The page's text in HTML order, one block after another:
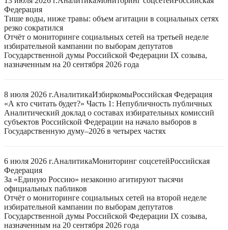
Федерация
Тише воды, ниже травы: объем агитации в социальных сетях
резко сократился
Отчёт о мониторинге социальных сетей на третьей неделе
избирательной кампании по выборам депутатов
Государственной думы Российской Федерации IX созыва,
назначенным на 20 сентября 2026 года
8 июля 2026 г.АналитикаИзбиркомыРоссийская Федерация
«А кто считать будет?» Часть 1: Непубличность публичных
Аналитический доклад о составах избирательных комиссий
субъектов Российской Федерации на начало выборов в
Государственную думу–2026 в четырех частях
6 июля 2026 г.АналитикаМониторинг соцсетейРоссийская
Федерация
За «Единую Россию» незаконно агитируют тысячи
официальных пабликов
Отчёт о мониторинге социальных сетей на второй неделе
избирательной кампании по выборам депутатов
Государственной думы Российской Федерации IX созыва,
назначенным на 20 сентября 2026 года